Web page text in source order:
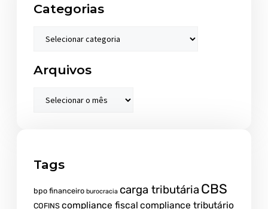
Categorias
Arquivos
Tags
bpo financeiro burocracia carga tributária CBS
COFINS compliance fiscal compliance tributário